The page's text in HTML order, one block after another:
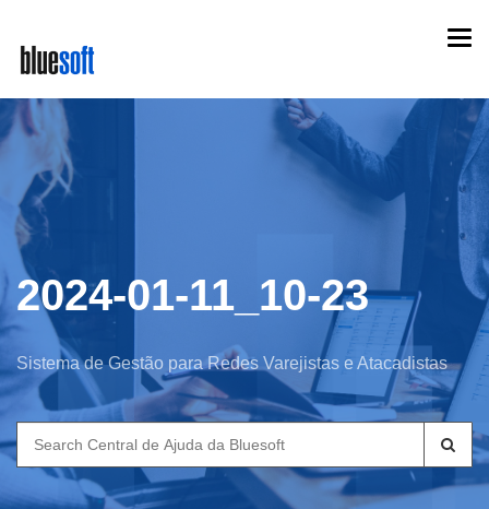
main
content
2024-01-11_10-23
Sistema de Gestão para Redes Varejistas e Atacadistas
Search
for: